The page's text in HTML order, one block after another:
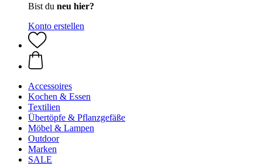
Bist du neu hier?
Konto erstellen
Accessoires
Kochen & Essen
Textilien
Übertöpfe & Pflanzgefäße
Möbel & Lampen
Outdoor
Marken
SALE